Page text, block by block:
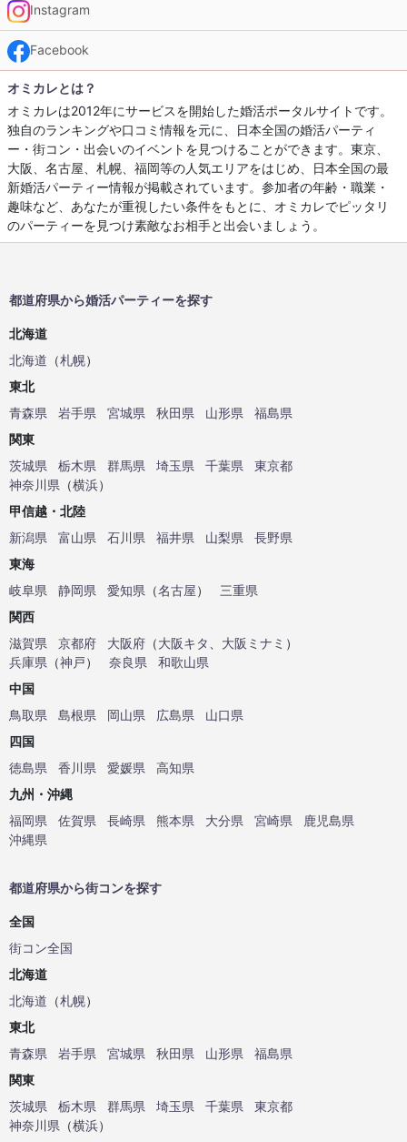
Instagram
Facebook
オミカレとは？
オミカレは2012年にサービスを開始した婚活ポータルサイトです。
独自のランキングや口コミ情報を元に、日本全国の婚活パーティ
ー・街コン・出会いのイベントを見つけることができます。東京、
大阪、名古屋、札幌、福岡等の人気エリアをはじめ、日本全国の最
新婚活パーティー情報が掲載されています。参加者の年齢・職業・
趣味など、あなたが重視したい条件をもとに、オミカレでピッタリ
のパーティーを見つけ素敵なお相手と出会いましょう。
都道府県から婚活パーティーを探す
北海道
北海道 （札幌）
東北
青森県
岩手県 宮城県 秋田県 山形県
福島県
関東
茨城県
栃木県 群馬県 埼玉県 千葉県
東京都
神奈川県 （横浜）
甲信越・北陸
新潟県
富山県 石川県 福井県 山梨県
長野県
東海
岐阜県
静岡県 愛知県 （名古屋）
三重県
関西
滋賀県
京都府 大阪府 （大阪キタ 大阪ミナミ ）
兵庫県 （神戸） 奈良県
和歌山県
中国
鳥取県
島根県 岡山県 広島県
山口県
四国
徳島県
香川県 愛媛県
高知県
九州・沖縄
福岡県
佐賀県 長崎県 熊本県 大分県 宮崎県
鹿児島県
沖縄県
都道府県から街コンを探す
全国
街コン全国
北海道
北海道 （札幌）
東北
青森県
岩手県 宮城県 秋田県 山形県
福島県
関東
茨城県
栃木県 群馬県 埼玉県 千葉県
東京都
神奈川県 （横浜）